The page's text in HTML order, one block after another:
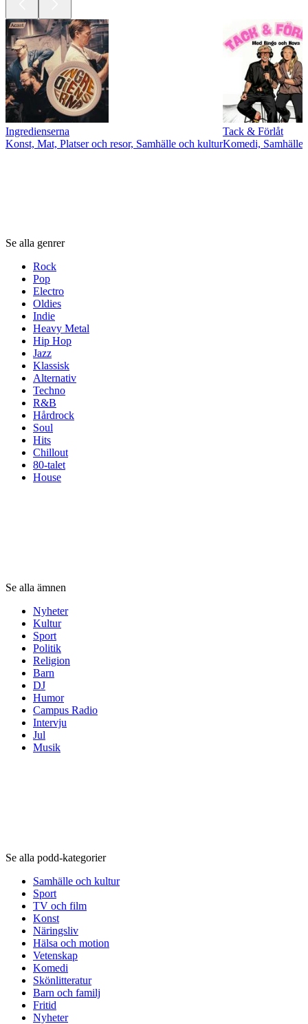
Ingredienserna
Konst, Mat, Platser och resor, Samhälle och kultur
Tack & Förlåt
Komedi, Samhälle
Se alla genrer
Rock
Pop
Electro
Oldies
Indie
Heavy Metal
Hip Hop
Jazz
Klassisk
Alternativ
Techno
R&B
Hårdrock
Soul
Hits
Chillout
80-talet
House
Se alla ämnen
Nyheter
Kultur
Sport
Politik
Religion
Barn
DJ
Humor
Campus Radio
Intervju
Jul
Musik
Se alla podd-kategorier
Samhälle och kultur
Sport
TV och film
Konst
Näringsliv
Hälsa och motion
Vetenskap
Komedi
Skönlitteratur
Barn och familj
Fritid
Nyheter